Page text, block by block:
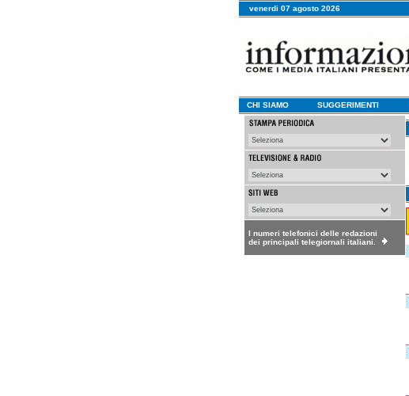
venerdi 07 agosto 2026
CHI SIAMO SUGGERIMENTI
I numeri telefonici delle redazioni
dei principali telegiornali italiani.